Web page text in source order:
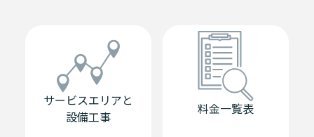
サービスエリアと
設備工事
料金一覧表